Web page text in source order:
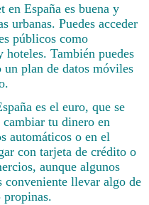
en España es buena y
urbanas. Puedes acceder
públicos como
hoteles. También puedes
plan de datos móviles
es el euro, que se
tu dinero en
automáticos o en el
con tarjeta de crédito o
aunque algunos
conveniente llevar algo de
propinas.